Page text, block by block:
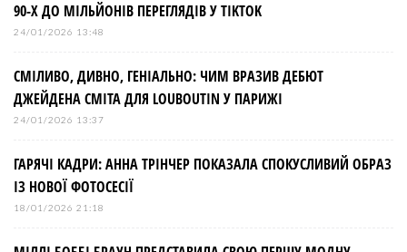
90-Х ДО МІЛЬЙОНІВ ПЕРЕГЛЯДІВ У TIKTOK
24/01/2026 13:48
СМІЛИВО, ДИВНО, ГЕНІАЛЬНО: ЧИМ ВРАЗИВ ДЕБЮТ
ДЖЕЙДЕНА СМІТА ДЛЯ LOUBOUTIN У ПАРИЖІ
24/01/2026 13:37
ГАРЯЧІ КАДРИ: АННА ТРІНЧЕР ПОКАЗАЛА СПОКУСЛИВИЙ ОБРАЗ
ІЗ НОВОЇ ФОТОСЕСІЇ
18/01/2026 21:18